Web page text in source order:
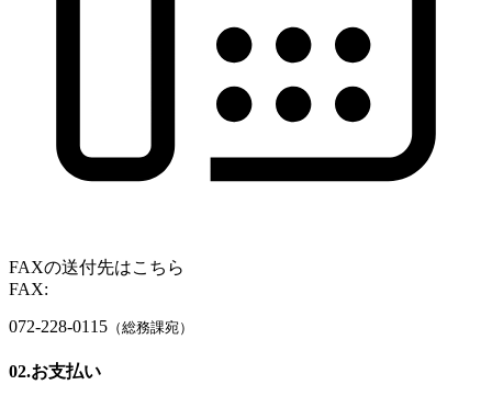
FAXの送付先はこちら
FAX:
072-228-0115 （総務課宛）
02.お支払い